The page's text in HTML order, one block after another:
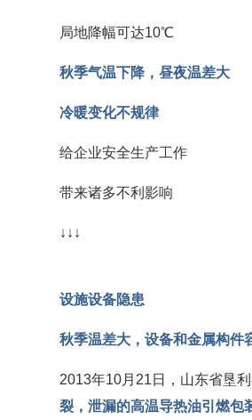
局地降幅可达10℃
秋季气温下降，昼夜温差大
冷暖变化不规律
给企业安全生产工作
带来诸多不利影响
↓↓↓
设施设备隐患
秋季温差大，设备和金属构件
2013年10月21日，山东省垦
裂，泄漏的高温导热油引燃包